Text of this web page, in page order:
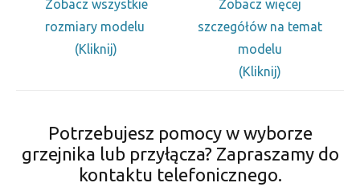
Zobacz wszystkie
rozmiary modelu
(Kliknij)
Zobacz więcej
szczegółów na temat
modelu
(Kliknij)
Potrzebujesz pomocy w wyborze
grzejnika lub przyłącza? Zapraszamy do
kontaktu telefonicznego.